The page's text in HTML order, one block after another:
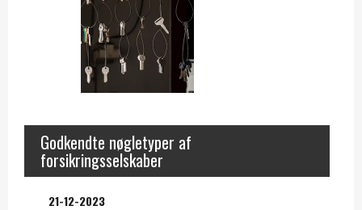
Godkendte nøgletyper af
forsikringsselskaber
21-12-2023